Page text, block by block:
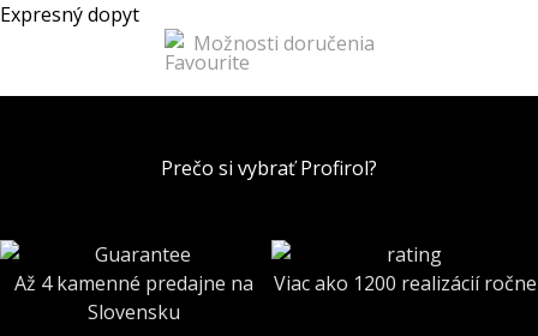
Expresný dopyt
Možnosti doručenia
Prečo si vybrať Profirol?
Až 4 kamenné predajne na
Slovensku
Viac ako 1200 realizácií ročne